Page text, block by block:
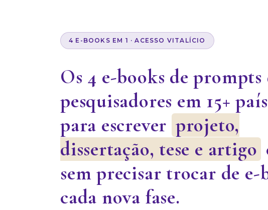
4 E-BOOKS EM 1 · ACESSO VITALÍCIO
Os 4 e-books de prompts
pesquisadores em 15+
para escrever projeto,
dissertação, tese e artigo
sem precisar trocar de e-
cada nova fase.